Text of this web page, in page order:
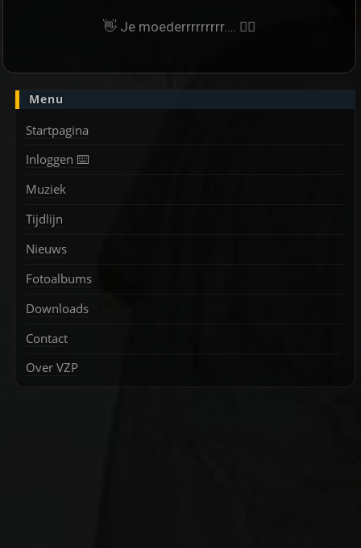
👋 Je moederrrrrrrrr…. 🙋‍♀
Menu
Startpagina
Inloggen ⌨️
Muziek
Tijdlijn
Nieuws
Fotoalbums
Downloads
Contact
Over VZP